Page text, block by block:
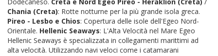
Chania (Creta): Rotte notturne per la più grande isola greca.
Pireo - Lesbo e Chios: Copertura delle isole dell'Egeo Nord-
Orientale. Hellenic Seaways: L'Alta Velocità nel Mare Egeo
Hellenic Seaways è specializzata in collegamenti marittimi ad
alta velocità. Utilizzando navi veloci come i catamarani